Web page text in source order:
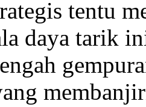
tentu
daya tarik